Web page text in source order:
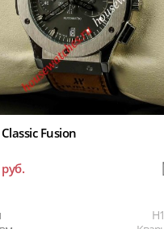
Fusion
руб.